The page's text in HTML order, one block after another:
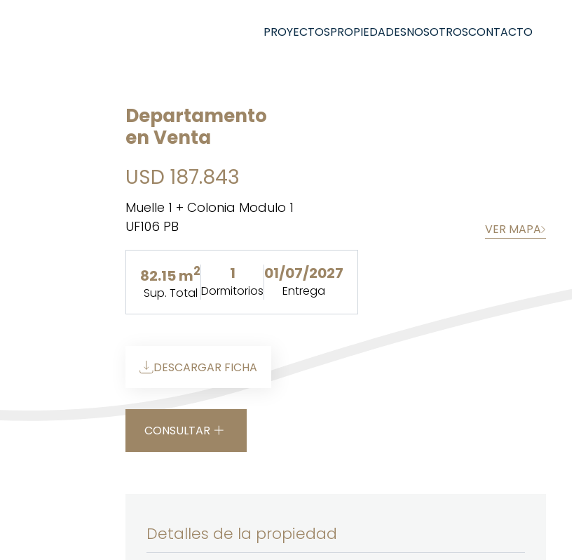
PROYECTOSPROPIEDADESNOSOTROSCONTACTO
Departamento
en Venta
USD 187.843
Muelle 1 + Colonia Modulo 1
UF106 PB
VER MAPA
82.15 m2
Sup. Total
1
Dormitorios
01/07/2027
Entrega
DESCARGAR FICHA
CONSULTAR
Detalles de la propiedad